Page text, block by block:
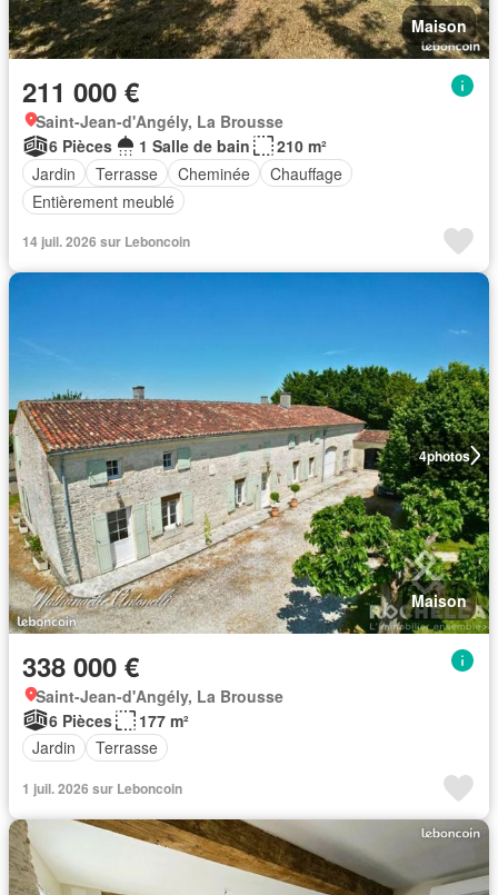
Maison
211 000 €
Saint-Jean-d'Angély, La Brousse
6 Pièces
1 Salle de bain
210 m²
Jardin
Terrasse Cheminée
Chauffage
Entièrement meublé
14 juil. 2026 sur Leboncoin
4photos
Maison
338 000 €
Saint-Jean-d'Angély, La Brousse
6 Pièces
177 m²
Jardin
Terrasse
1 juil. 2026 sur Leboncoin